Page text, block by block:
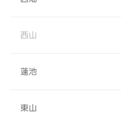
西山
蓮池
東山